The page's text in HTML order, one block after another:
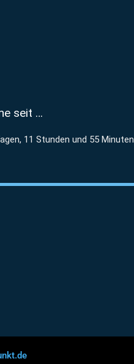
seit …
11 Stunden und 55 Minuten